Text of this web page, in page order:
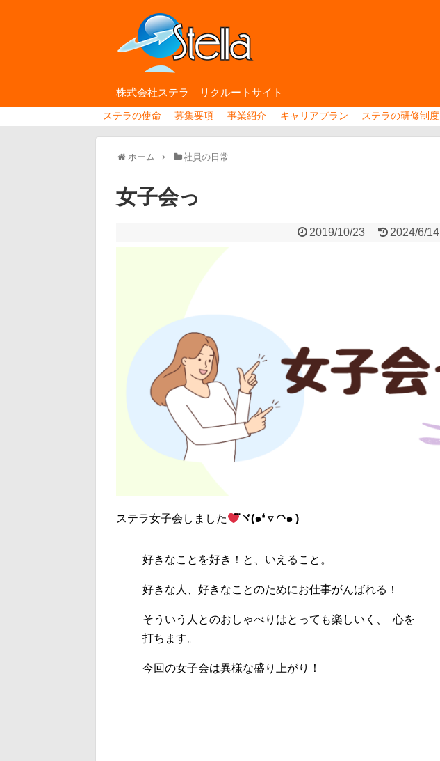
株式会社ステラ リクルートサイト
ステラの使命 募集要項 事業紹介 キャリアプラン ステラの研修制度
ホーム 社員の日常
女子会っ
2019/10/23 2024/6/14
ステラ女子会しました ⃛ヾ(๑❛ ▿ ◠๑ )
好きなことを好き！と、いえること。
好きな人、好きなことのためにお仕事がんばれる！
そういう人とのおしゃべりはとっても楽しいく、 心を
打ちます。
今回の女子会は異様な盛り上がり！